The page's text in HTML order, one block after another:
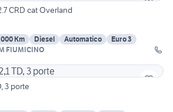
CRD cat Overland
Km Diesel Automatico
Euro 3
FIUMICINO
3 porte